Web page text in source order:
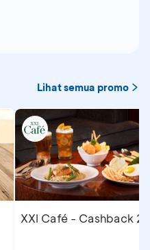
Lihat semua promo
XXI Café - Cashback